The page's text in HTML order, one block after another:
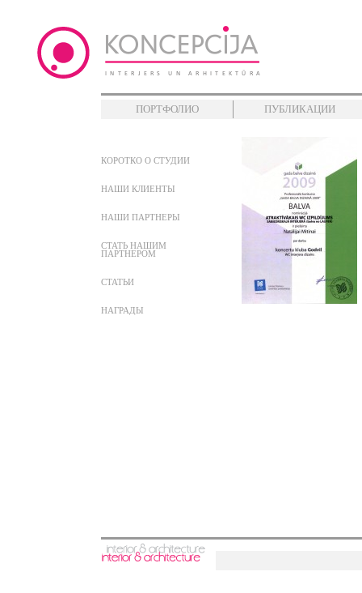
ПОРТФОЛИО ПУБЛИКАЦИИ
КОРОТКО О СТУДИИ
НАШИ КЛИЕНТЫ
НАШИ ПАРТНЕРЫ
СТАТЬ НАШИМ
ПАРТНЕРОМ
СТАТЬИ
НАГРАДЫ